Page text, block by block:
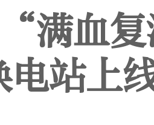
满血
电站上